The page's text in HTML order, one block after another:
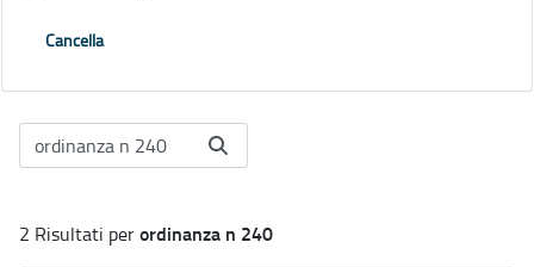
Cancella
2 Risultati perordinanza n 240